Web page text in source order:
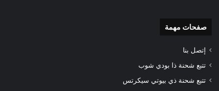
صفحات مهمة
إتصل بنا
تتبع شحنة ذا بودي شوب
تتبع شحنة ذي بيوتي سيكرتس